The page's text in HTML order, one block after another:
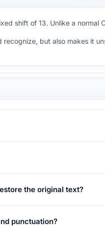
shift of 13. Unlike a
recognize, but also makes it
the original text?
punctuation?